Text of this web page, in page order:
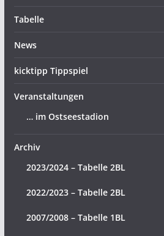
Tabelle
News
kicktipp Tippspiel
Veranstaltungen
… im Ostseestadion
Archiv
2023/2024 – Tabelle 2BL
2022/2023 – Tabelle 2BL
2007/2008 – Tabelle 1BL